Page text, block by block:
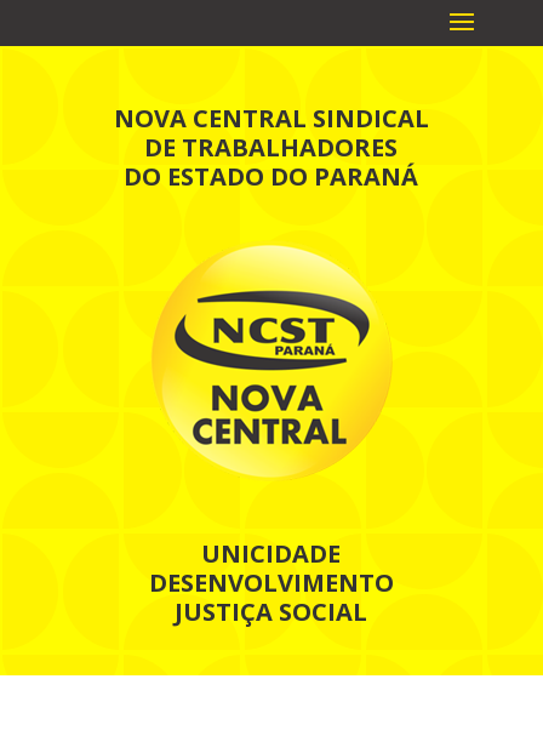
NOVA CENTRAL SINDICAL
DE TRABALHADORES
DO ESTADO DO PARANÁ
UNICIDADE
DESENVOLVIMENTO
JUSTIÇA SOCIAL